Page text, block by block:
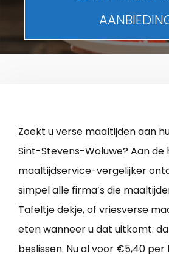
Zoekt u verse maaltijden aan
Sint-Stevens-Woluwe? Aan de
maaltijdservice-vergelijker
simpel alle firma’s die
Tafeltje dekje, of vriesverse
eten wanneer u dat uitkomt:
beslissen. Nu al voor €5,40